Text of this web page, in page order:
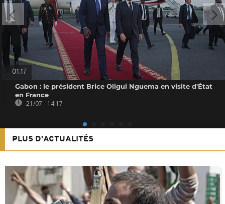
01:17
Gabon : le président Brice Oligui Nguema en visite d'État
en France
21/07 - 14:17
PLUS D'ACTUALITÉS